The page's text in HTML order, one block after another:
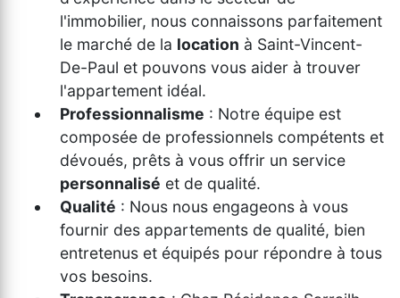
l'immobilier, nous connaissons parfaitement
le marché de la location à Saint-Vincent-
De-Paul et pouvons vous aider à trouver
l'appartement idéal.
Professionnalisme : Notre équipe est
composée de professionnels compétents et
dévoués, prêts à vous offrir un service
personnalisé et de qualité.
Qualité : Nous nous engageons à vous
fournir des appartements de qualité, bien
entretenus et équipés pour répondre à tous
vos besoins.